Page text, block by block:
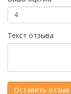
Текст отзыва